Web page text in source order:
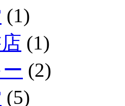
(1)
(1)
(2)
(5)